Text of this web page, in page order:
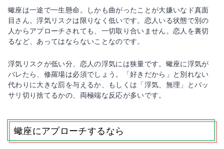
蠍座は一途で一生懸命。しかも曲がったことが大嫌いなド真面
目さん。浮気リスクは限りなく低いです。恋人いる状態で別の
人からアプローチされても、一切取り合いません。恋人を裏切
るなど、あってはならないことなのです。
浮気リスクが低い分、恋人の浮気には狭量です。蠍座に浮気が
バレたら、修羅場は必須でしょう。「好きだから」と別れない
代わりに大きな罰を与えるか、もしくは「浮気、無理」とバッ
サリ切り捨てるかの、両極端な反応が多いです。
蠍座にアプローチするなら